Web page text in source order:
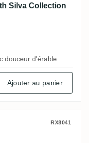
Silva Collection
douceur d'érable
Ajouter au panier
1990RX8041